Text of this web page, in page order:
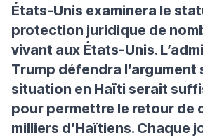
États-Unis examinera le
protection juridique de
vivant aux États-Unis.
Trump défendra l’argument
situation en Haïti serait
pour permettre le retour de
milliers d’Haïtiens. Chaque